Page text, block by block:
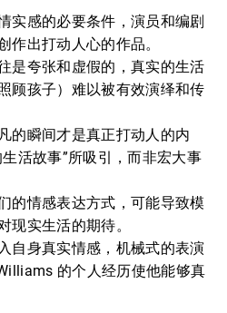
实感的必要条件，演员和编剧
作出打动人心的作品。
是夸张和虚假的，真实的生活
顾孩子）难以被有效演绎和传
的瞬间才是真正打动人的内
活故事”所吸引，而非宏大事
的情感表达方式，可能导致模
现实生活的期待。
自身真实情感，机械式的表演
的个人经历使他能够真